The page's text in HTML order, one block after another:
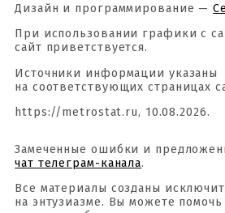
Дизайн и программирование —
При использовании графики с
сайт приветствуется.
Источники информации указаны
на соответствующих страницах
https://metrostat.ru, 10.08.2026.
Замеченные ошибки и
чат телеграм-канала.
Все материалы созданы
на энтузиазме. Вы можете помочь